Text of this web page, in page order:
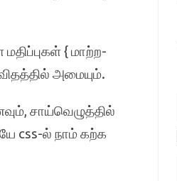
{ மாற்ற-
அமையும்.
சாய்வெழுத்தில்
css-ல் நாம் கற்க